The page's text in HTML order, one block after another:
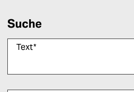
Suche
Text*